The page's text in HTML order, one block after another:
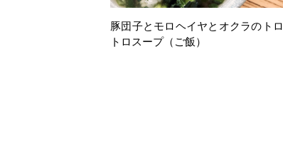
豚団子とモロヘイヤとオクラのトロ
トロスープ（ご飯）